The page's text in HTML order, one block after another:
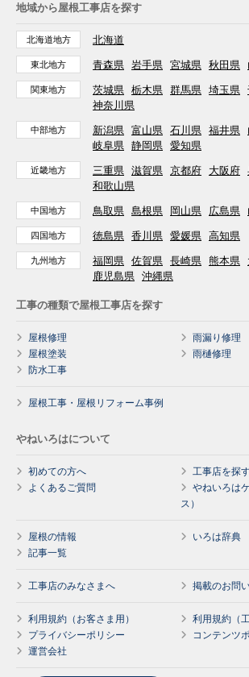
地域から屋根工事店を探す
北海道地方 北海道
東北地方 青森県 岩手県 宮城県 秋田県
関東地方 茨城県 栃木県 群馬県 埼玉県
神奈川県
中部地方 新潟県 富山県 石川県 福井県
岐阜県 静岡県 愛知県
近畿地方 三重県 滋賀県 京都府 大阪府
和歌山県
中国地方 鳥取県 島根県 岡山県 広島県
四国地方 徳島県 香川県 愛媛県 高知県
九州地方 福岡県 佐賀県 長崎県 熊本県
鹿児島県 沖縄県
工事の種類で屋根工事店を探す
屋根修理
雨漏り修理
屋根塗装
雨樋修理
防水工事
屋根工事・屋根リフォーム事例
やねいろはについて
初めての方へ
工事店を探
よくあるご質問
やねいろは
ス）
屋根の情報
いろは辞典
記事一覧
工事店のみなさまへ 掲載のお問
利用規約（お客さま用）
利用規約（
プライバシーポリシー
コンテンツ
運営会社